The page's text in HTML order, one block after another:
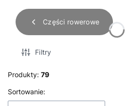
Części rowerowe
Filtry
Produkty: 79
Lista produktów
Sortowanie: